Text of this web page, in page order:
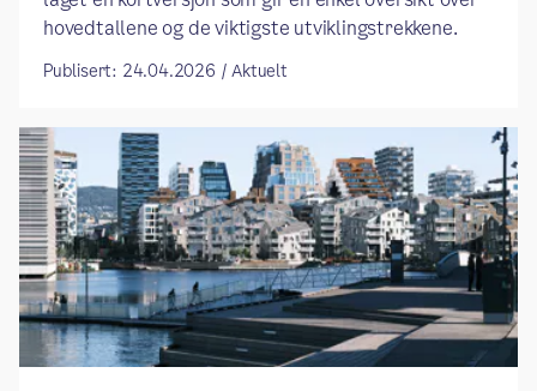
hovedtallene og de viktigste utviklingstrekkene.
Publisert: 24.04.2026 / Aktuelt